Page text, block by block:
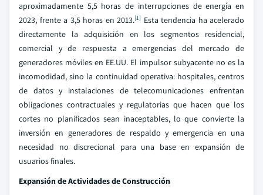
aproximadamente 5,5 horas de interrupciones de energía en
2023, frente a 3,5 horas en 2013.[1] Esta tendencia ha acelerado
directamente la adquisición en los segmentos residencial,
comercial y de respuesta a emergencias del mercado de
generadores móviles en EE.UU. El impulsor subyacente no es la
incomodidad, sino la continuidad operativa: hospitales, centros
de datos y instalaciones de telecomunicaciones enfrentan
obligaciones contractuales y regulatorias que hacen que los
cortes no planificados sean inaceptables, lo que convierte la
inversión en generadores de respaldo y emergencia en una
necesidad no discrecional para una base en expansión de
usuarios finales.
Expansión de Actividades de Construcción